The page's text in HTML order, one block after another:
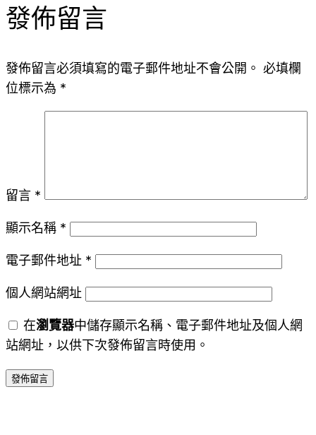
發佈留言
發佈留言必須填寫的電子郵件地址不會公開。 必填欄
位標示為 *
留言 *
顯示名稱 *
電子郵件地址 *
個人網站網址
在瀏覽器中儲存顯示名稱、電子郵件地址及個人網
站網址，以供下次發佈留言時使用。